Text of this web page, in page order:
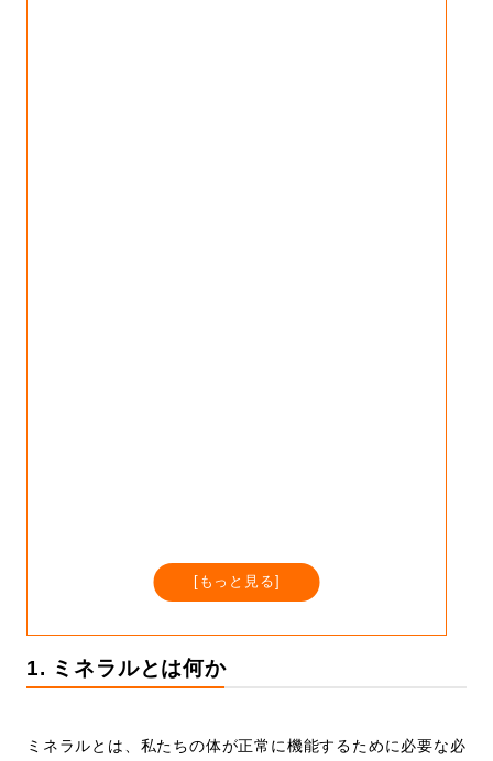
もっと見る
1. ミネラルとは何か
ミネラルとは、私たちの体が正常に機能するために必要な必